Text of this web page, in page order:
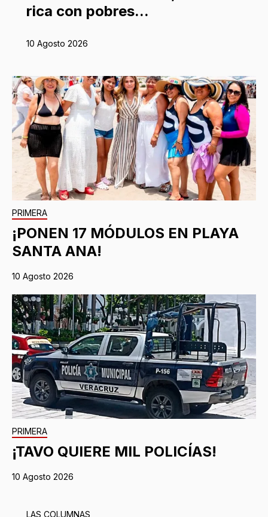
rica con pobres...
10 Agosto 2026
PRIMERA
¡PONEN 17 MÓDULOS EN PLAYA
SANTA ANA!
10 Agosto 2026
PRIMERA
¡TAVO QUIERE MIL POLICÍAS!
10 Agosto 2026
LAS COLUMNAS